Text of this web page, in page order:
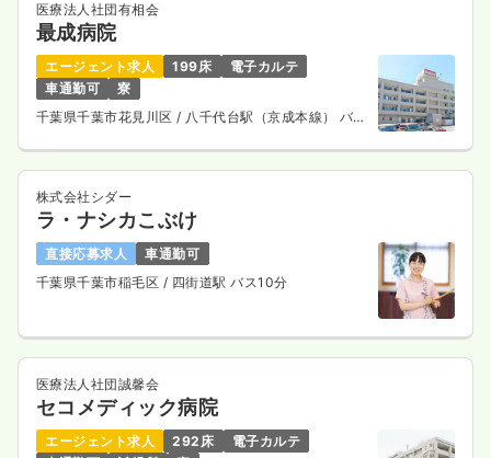
医療法人社団有相会
最成病院
エージェント求人 199床
電子カルテ
車通勤可
寮
千葉県千葉市花見川区/ 八千代台駅（京成本線） バス
株式会社シダー
ラ・ナシカこぶけ
直接応募求人
車通勤可
千葉県千葉市稲毛区 / 四街道駅 バス10分
医療法人社団誠馨会
セコメディック病院
エージェント求人 292床
電子カルテ